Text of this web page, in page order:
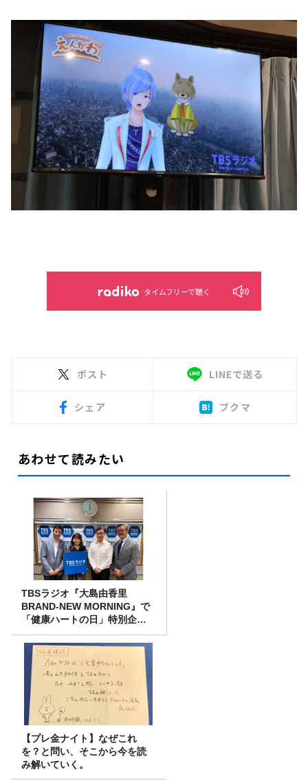
タイムフリーで聴く
ポスト LINEで送る
シェア ブクマ
あわせて読みたい
TBSラジオ『大島由香里
BRAND-NEW MORNING』で
「健康ハートの日」特別企画
を8/10（月）に放送
【プレ金ナイト】なぜこれ
を？と問い、そこから今を読
み解いていく。